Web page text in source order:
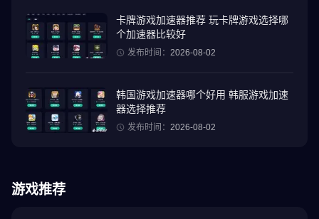
协力合作
与当地或全球的同阵营探员沟通协调并拟定战略。
特工必须年满13岁（适用于欧洲经济区以外的居民）；或超过16岁
或超过在特工居住的国家所定须要得他人同意始能处理个人资料之
年龄（适用于欧洲经济区居民）。很遗憾，儿童不可以玩Ingress。
卡牌游戏加速器推荐 玩卡牌游戏选择哪
个加速器比较好
发布时间： 2026-08-02
韩国游戏加速器哪个好用 韩服游戏加速
器选择推荐
发布时间： 2026-08-02
游戏推荐